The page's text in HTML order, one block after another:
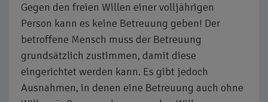
Gegen den freien Willen einer volljährigen
Person kann es keine Betreuung geben! Der
betroffene Mensch muss der Betreuung
grundsätzlich zustimmen, damit diese
eingerichtet werden kann. Es gibt jedoch
Ausnahmen, in denen eine Betreuung auch ohne